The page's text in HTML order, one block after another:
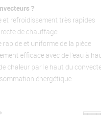
?
et refroidissement très rapides
de chauffage
et uniforme de la pièce
efficace avec de l‘eau à
chaleur par le haut du
énergétique